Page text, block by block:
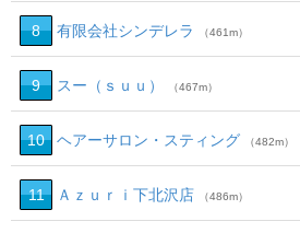
8 有限会社シンデレラ （461m）
9 スー（ｓｕｕ） （467m）
10 ヘアーサロン・スティング （482m）
11 Ａｚｕｒｉ下北沢店 （486m）